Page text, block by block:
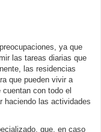
ya que
las tareas diarias que
las residencias
que pueden vivir a
con todo el
haciendo las actividades
que, en caso